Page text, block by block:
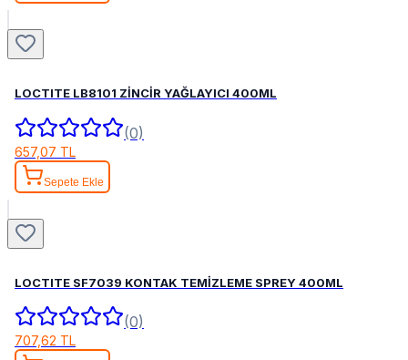
LOCTITE LB8101 ZİNCİR YAĞLAYICI 400ML
(0)
657,07 TL
Sepete Ekle
LOCTITE SF7039 KONTAK TEMİZLEME SPREY 400ML
(0)
707,62 TL